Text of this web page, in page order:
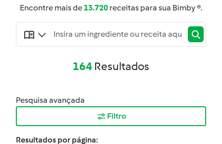
Encontre mais de13.720 receitas para sua Bimby ®.
164 Resultados
Pesquisa avançada
Filtro
Resultados por página: